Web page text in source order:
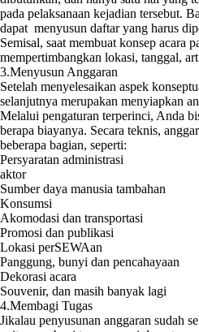
pada pelaksanaan kejadian tersebut.
dapat menyusun daftar yang harus
Semisal, saat membuat konsep acara
mempertimbangkan lokasi, tanggal,
3.Menyusun Anggaran
Setelah menyelesaikan aspek
selanjutnya merupakan menyiapkan
Melalui pengaturan terperinci, Anda
berapa biayanya. Secara teknis,
beberapa bagian, seperti:
Persyaratan administrasi
aktor
Sumber daya manusia tambahan
Konsumsi
Akomodasi dan transportasi
Promosi dan publikasi
Lokasi perSEWAan
Panggung, bunyi dan pencahayaan
Dekorasi acara
Souvenir, dan masih banyak lagi
4.Membagi Tugas
Jikalau penyusunan anggaran sudah